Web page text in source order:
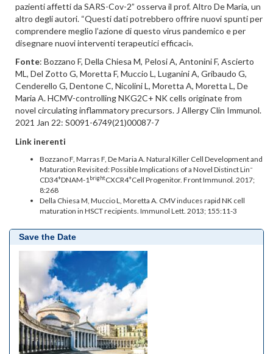
pazienti affetti da SARS-Cov-2” osserva il prof. Altro De Maria, un
altro degli autori. “Questi dati potrebbero offrire nuovi spunti per
comprendere meglio l’azione di questo virus pandemico e per
disegnare nuovi interventi terapeutici efficaci».
Fonte: Bozzano F, Della Chiesa M, Pelosi A, Antonini F, Ascierto
ML, Del Zotto G, Moretta F, Muccio L, Luganini A, Gribaudo G,
Cenderello G, Dentone C, Nicolini L, Moretta A, Moretta L, De
Maria A. HCMV-controlling NKG2C+ NK cells originate from
novel circulating inflammatory precursors. J Allergy Clin Immunol.
2021 Jan 22: S0091-6749(21)00087-7
Link inerenti
Bozzano F, Marras F, De Maria A. Natural Killer Cell Development and
Maturation Revisited: Possible Implications of a Novel Distinct Lin–
CD34+DNAM-1brightCXCR4+Cell Progenitor. Front Immunol. 2017;
8:268
Della Chiesa M, Muccio L, Moretta A. CMV induces rapid NK cell
maturation in HSCT recipients. Immunol Lett. 2013; 155:11-3
Save the Date